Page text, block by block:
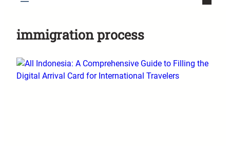
immigration process